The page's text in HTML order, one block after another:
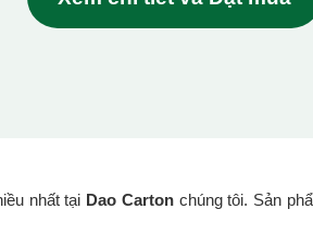
nhất tại Dao Cartonchúng tôi. Sản